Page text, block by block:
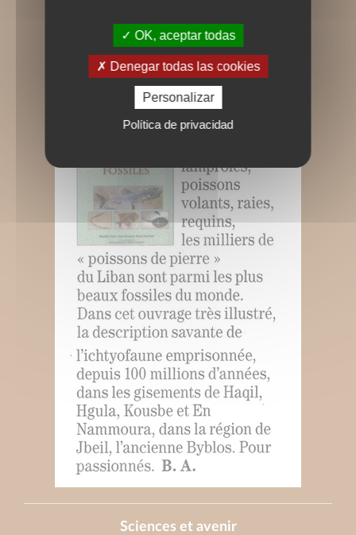
Sciences et avenir
OK, aceptar todas
Denegar todas las cookies
Personalizar
Política de privacidad